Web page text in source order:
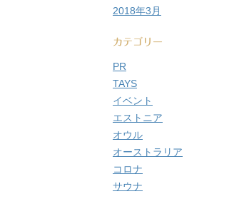
2018年3月
カテゴリー
PR
TAYS
イベント
エストニア
オウル
オーストラリア
コロナ
サウナ